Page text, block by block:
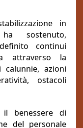
in
sostenuto,
continui
attraverso la
calunnie, azioni
ostacoli
il benessere di
del personale